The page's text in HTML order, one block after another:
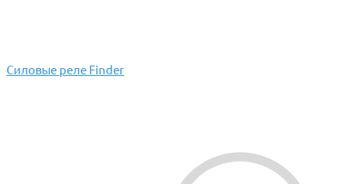
Силовые реле Finder